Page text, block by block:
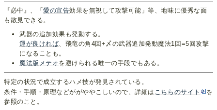
『必中』、「愛の宣告効果を無視して攻撃可能」等、地味に優秀な面
も散見できる。
武器の追加効果も発動する。
運が良ければ 、飛竜の角4回+〆の武器追加発動魔法1回=5回攻撃
になることも。
魔法版メテオを避けられる唯一の手段でもある。
特定の状況で成立するハメ技が発見されている。
条件・手順・原理などががややこしいので、詳細は こちらのサイト
を
参照のこと。